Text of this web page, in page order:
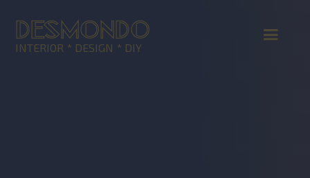
DESMONDO
INTERIOR * DESIGN * DIY